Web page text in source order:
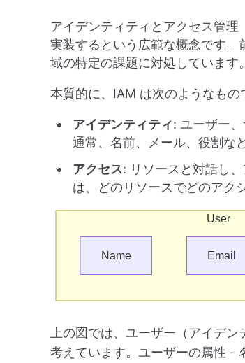
アイデンティティとアクセス管理
実装するという広範な概念です
域の特定の課題に対処しています。
本質的に、IAM は次のようなもの
アイデンティティ: ユーザー
通常、名前、メール、役割な
アクセス: リソースと対話し
は、どのリソースでどのアク
上の図では、ユーザー（アイデン
考えています。ユーザーの属性 -